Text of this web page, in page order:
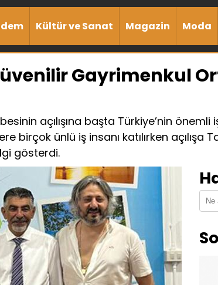
Kültür ve Sanat Magazin Moda
Gayrimenkul
açılışına başta Türkiye’nin
ünlü iş insanı katılırken açılışa
gösterdi.